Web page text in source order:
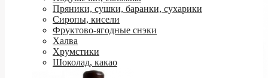
Пряники, сушки, баранки, сухарики
Сиропы, кисели
Фруктово-ягодные снэки
Халва
Хрумстики
Шоколад, какао